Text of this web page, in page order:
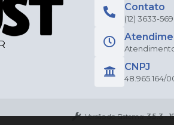
Contato
(12) 3633-
CNPJ
48.965.164/
Versão do Sistema:3.5.3 -